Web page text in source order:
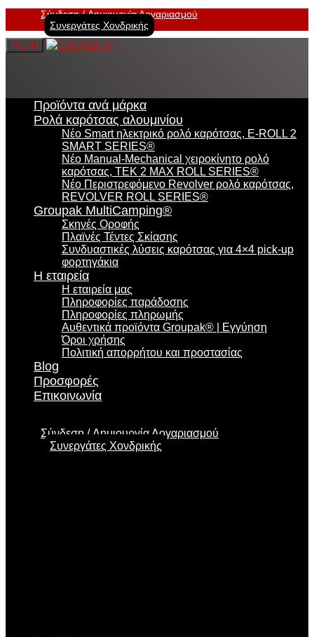
Σύνδεση
Δημιουργία Λογαριασμού
Συνεργάτες Χονδρικής
MENU
Προϊόντα ανά μάρκα
Ρολά καρότσας αλουμινίου
Νέο Smart ηλεκτρικό ρολό καρότσας, E-ROLL 2
SMART SERIES®
Νέο Manual-Mechanical χειροκίνητο ρολό
καρότσας, TEK 2 MAX ROLL SERIES®
Νέο Περιστρεφόμενο Revolver ρολό καρότσας,
REVOLVER ROLL SERIES®
Groupak MultiCamping®
Σκηνές Οροφής
Πλαϊνές Τέντες Σκίασης
Συνδυαστικές λύσεις καρότσας για 4×4 pick-up
φορτηγάκια
Η εταιρεία
Η εταιρεία μας
Πληροφορίες παράδοσης
Πληροφορίες πληρωμής
Αυθεντικά προϊόντα Groupak® | Εγγύηση
Όροι χρήσης
Πολιτική απορρήτου και προστασίας
Blog
Προσφορές
Επικοινωνία
Σύνδεση
Δημιουργία Λογαριασμού
Συνεργάτες Χονδρικής